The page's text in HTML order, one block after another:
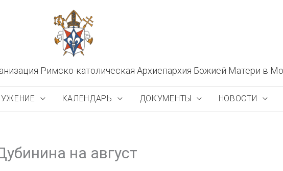
Римско-католическая Архиепархия Божией Матери в
КАЛЕНДАРЬ ДОКУМЕНТЫ НОВОСТИ
на август